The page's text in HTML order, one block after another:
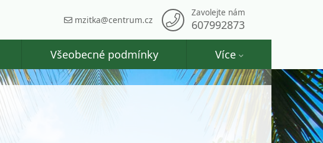
mzitka@centrum.cz
Zavolejte nám
607992873
Všeobecné podmínky Více